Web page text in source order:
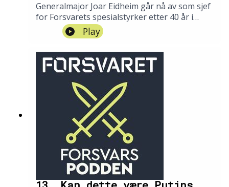
Generalmajor Joar Eidheim går nå av som sjef
for Forsvarets spesialstyrker etter 40 år i
Forsvaret. I denne episoden forteller han om
hvordan spesialstyrkene har støttet
ukrainske styrker siden 2022, og hvilke
oppdrag han husker best fra en imponerende
karriere.
Play